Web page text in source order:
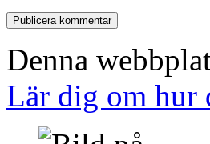
Denna
Lär dig om hur